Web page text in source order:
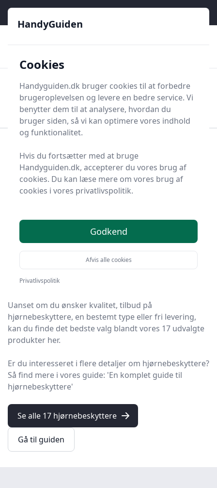
HandyGuiden
Søg nu
Søg nu
Diverse værktøj
Værktøjsdele og tilbehør
Beslag, hængsler og tilbehør
Hjørnebeskytter
Bedste hjørnebeskytter
her
Du er kommet til det rette sted! På HandyGuiden har vi
udvalgt 17 af de bedste hjørnebeskyttere, så du får det
optimale køb.
Uanset om du ønsker kvalitet, tilbud på
hjørnebeskyttere, en bestemt type eller fri levering,
kan du finde det bedste valg blandt vores 17 udvalgte
produkter her.
Er du interesseret i flere detaljer om hjørnebeskyttere?
Så find mere i vores guide: 'En komplet guide til
hjørnebeskyttere'
Se alle 17 hjørnebeskyttere
Gå til guiden
HandyGuiden
Cookies
Handyguiden.dk bruger cookies til at forbedre
brugeroplevelsen og levere en bedre service. Vi
benytter dem til at analysere, hvordan du
bruger siden, så vi kan optimere vores indhold
og funktionalitet.
Hvis du fortsætter med at bruge
Handyguiden.dk, accepterer du vores brug af
cookies. Du kan læse mere om vores brug af
cookies i vores privatlivspolitik.
Godkend
Afvis alle cookies
Privatlivspolitik